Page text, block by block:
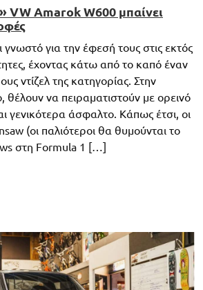
VW Amarok W600 μπαίνει
γνωστό για την έφεσή τους στις εκτός
έχοντας κάτω από το καπό έναν
ντίζελ της κατηγορίας. Στην
να πειραματιστούν με ορεινό
γενικότερα άσφαλτο. Κάπως έτσι, οι
(οι παλιότεροι θα θυμούνται το
στη Formula 1 […]